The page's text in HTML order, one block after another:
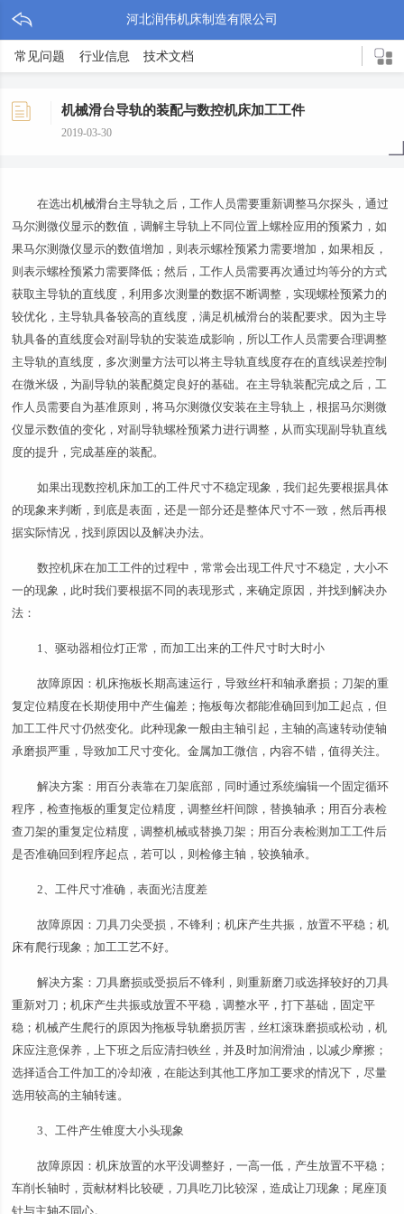
河北润伟机床制造有限公司
常见问题 行业信息 技术文档
机械滑台导轨的装配与数控机床加工工件
2019-03-30
在选出机械滑台主导轨之后，工作人员需要重新调整马尔探头，通过
马尔测微仪显示的数值，调解主导轨上不同位置上螺栓应用的预紧力，如
果马尔测微仪显示的数值增加，则表示螺栓预紧力需要增加，如果相反，
则表示螺栓预紧力需要降低；然后，工作人员需要再次通过均等分的方式
获取主导轨的直线度，利用多次测量的数据不断调整，实现螺栓预紧力的
较优化，主导轨具备较高的直线度，满足机械滑台的装配要求。因为主导
轨具备的直线度会对副导轨的安装造成影响，所以工作人员需要合理调整
主导轨的直线度，多次测量方法可以将主导轨直线度存在的直线误差控制
在微米级，为副导轨的装配奠定良好的基础。在主导轨装配完成之后，工
作人员需要自为基准原则，将马尔测微仪安装在主导轨上，根据马尔测微
仪显示数值的变化，对副导轨螺栓预紧力进行调整，从而实现副导轨直线
度的提升，完成基座的装配。
如果出现数控机床加工的工件尺寸不稳定现象，我们起先要根据具体
的现象来判断，到底是表面，还是一部分还是整体尺寸不一致，然后再根
据实际情况，找到原因以及解决办法。
数控机床在加工工件的过程中，常常会出现工件尺寸不稳定，大小不
一的现象，此时我们要根据不同的表现形式，来确定原因，并找到解决办
法：
1、驱动器相位灯正常，而加工出来的工件尺寸时大时小
故障原因：机床拖板长期高速运行，导致丝杆和轴承磨损；刀架的重
复定位精度在长期使用中产生偏差；拖板每次都能准确回到加工起点，但
加工工件尺寸仍然变化。此种现象一般由主轴引起，主轴的高速转动使轴
承磨损严重，导致加工尺寸变化。金属加工微信，内容不错，值得关注。
解决方案：用百分表靠在刀架底部，同时通过系统编辑一个固定循环
程序，检查拖板的重复定位精度，调整丝杆间隙，替换轴承；用百分表检
查刀架的重复定位精度，调整机械或替换刀架；用百分表检测加工工件后
是否准确回到程序起点，若可以，则检修主轴，较换轴承。
2、工件尺寸准确，表面光洁度差
故障原因：刀具刀尖受损，不锋利；机床产生共振，放置不平稳；机
床有爬行现象；加工工艺不好。
解决方案：刀具磨损或受损后不锋利，则重新磨刀或选择较好的刀具
重新对刀；机床产生共振或放置不平稳，调整水平，打下基础，固定平
稳；机械产生爬行的原因为拖板导轨磨损厉害，丝杠滚珠磨损或松动，机
床应注意保养，上下班之后应清扫铁丝，并及时加润滑油，以减少摩擦；
选择适合工件加工的冷却液，在能达到其他工序加工要求的情况下，尽量
选用较高的主轴转速。
3、工件产生锥度大小头现象
故障原因：机床放置的水平没调整好，一高一低，产生放置不平稳；
车削长轴时，贡献材料比较硬，刀具吃刀比较深，造成让刀现象；尾座顶
针与主轴不同心。